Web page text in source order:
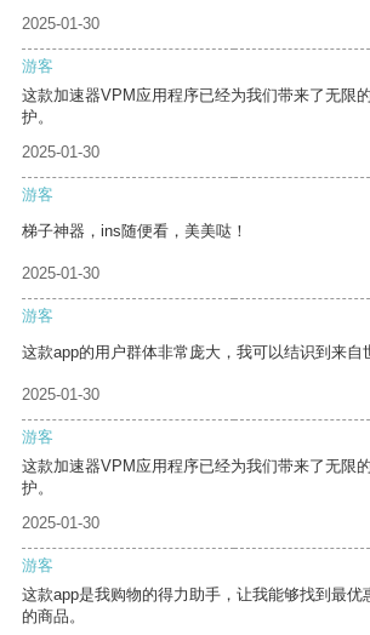
2025-01-30
游客
这款加速器VPM应用程序已经为我们带来了无限
护。
2025-01-30
游客
梯子神器，ins随便看，美美哒！
2025-01-30
游客
这款app的用户群体非常庞大，我可以结识到来自
2025-01-30
游客
这款加速器VPM应用程序已经为我们带来了无限
护。
2025-01-30
游客
这款app是我购物的得力助手，让我能够找到最优
的商品。